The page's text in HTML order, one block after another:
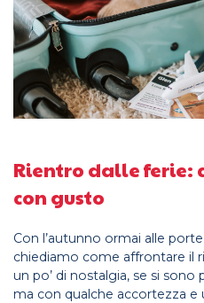
Rientro dalle ferie:
con gusto
Con l’autunno ormai alle
chiediamo come affrontare il
un po’ di nostalgia, se si sono
ma con qualche accortezza e